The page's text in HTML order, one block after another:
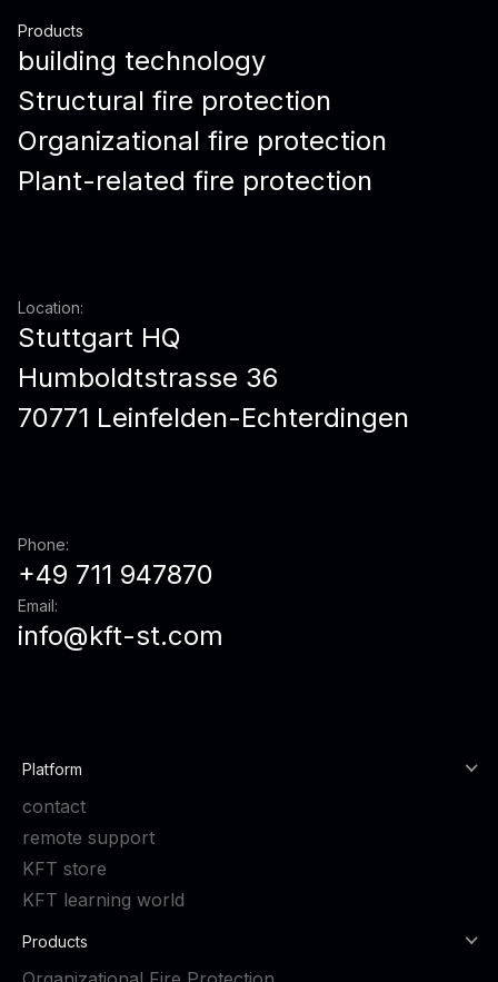
Products
building technology
Structural fire protection
Organizational fire protection
Plant-related fire protection
Location:
Stuttgart HQ
Humboldtstrasse 36
70771 Leinfelden-Echterdingen
Phone:
+49 711 947870
Email:
info@kft-st.com
Platform
contact
remote support
KFT store
KFT learning world
Products